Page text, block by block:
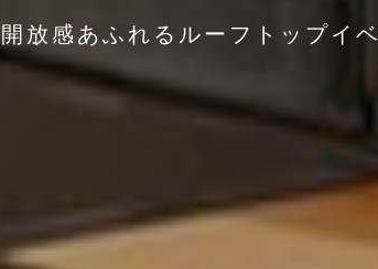
開放感あふれるルー フ ト ッ プイ ベ